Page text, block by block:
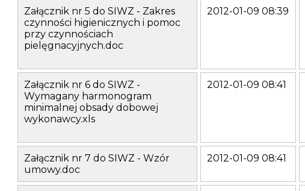
Załącznik nr 5 do SIWZ - Zakres
czynności higienicznych i pomoc
przy czynnościach
pielęgnacyjnych.doc
2012-01-09 08:39
Załącznik nr 6 do SIWZ -
Wymagany harmonogram
minimalnej obsady dobowej
wykonawcy.xls
2012-01-09 08:41
Załącznik nr 7 do SIWZ - Wzór
umowy.doc
2012-01-09 08:41